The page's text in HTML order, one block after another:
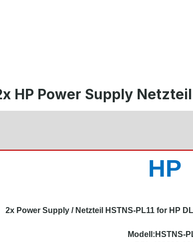
Power Supply Netzteil
HP
2x Power Supply / Netzteil HSTNS-PL11 for HP
Modell: HSTNS-